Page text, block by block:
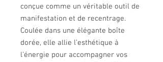
conçue comme un véritable outil de
manifestation et de recentrage.
Coulée dans une élégante boîte
dorée, elle allie l’esthétique à
l’énergie pour accompagner vos